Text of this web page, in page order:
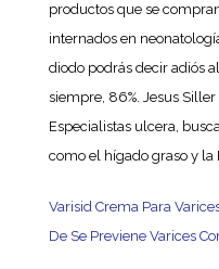
productos que se
internados en
diodo podrás decir adiós
siempre, 86%. Jesus
Especialistas ulcera,
como el hígado graso y la
Varisid Crema Para
De Se Previene Varices